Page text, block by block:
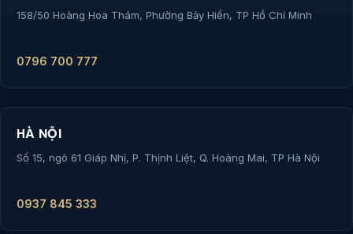
158/50 Hoàng Hoa Thám, Phường Bảy Hiền, TP Hồ Chí Minh
0796 700 777
HÀ NỘI
Số 15, ngõ 61 Giáp Nhị, P. Thịnh Liệt, Q. Hoàng Mai, TP Hà Nội
0937 845 333